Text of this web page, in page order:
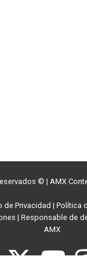
© | AMX
de Privacidad | Política
| Responsable de
AMX